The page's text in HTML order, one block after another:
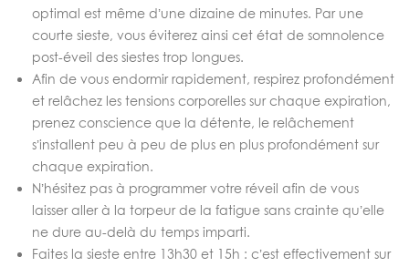
optimal est même d’une dizaine de minutes. Par une
courte sieste, vous éviterez ainsi cet état de somnolence
post-éveil des siestes trop longues.
Afin de vous endormir rapidement, respirez profondément
et relâchez les tensions corporelles sur chaque expiration,
prenez conscience que la détente, le relâchement
s’installent peu à peu de plus en plus profondément sur
chaque expiration.
N’hésitez pas à programmer votre réveil afin de vous
laisser aller à la torpeur de la fatigue sans crainte qu’elle
ne dure au-delà du temps imparti.
Faites la sieste entre 13h30 et 15h : c’est effectivement sur